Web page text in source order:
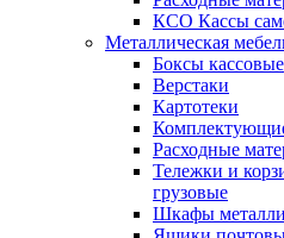
КСО Кассы
Металлическая
Боксы кассовые
Верстаки
Картотеки
Расходные
Тележки и
грузовые
Шкафы